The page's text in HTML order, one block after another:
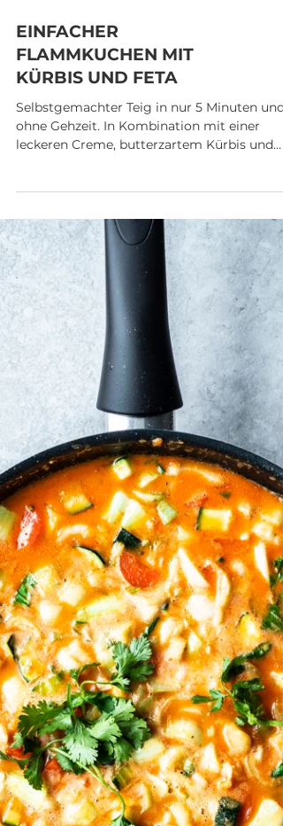
EINFACHER
FLAMMKUCHEN MIT
KÜRBIS UND FETA
Selbstgemachter Teig in nur 5 Minuten und
ohne Gehzeit. In Kombination mit einer
leckeren Creme, butterzartem Kürbis und
cremigem Feta...